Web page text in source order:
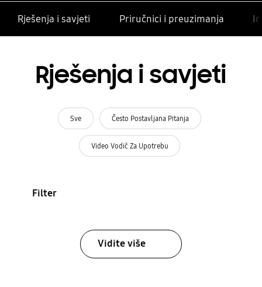
Rješenja i savjeti Priručnici i preuzimanja
Rješenja i savjeti
Sve Često Postavljana Pitanja
Video Vodič Za Upotrebu
Filter
Vidite više